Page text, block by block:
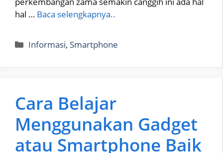
hal … Baca selengkapnya..
Categories
Informasi, Smartphone
Cara Belajar
Menggunakan Gadget
atau Smartphone Baik